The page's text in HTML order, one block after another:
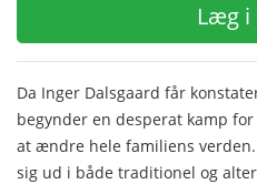
Læg i
Da Inger Dalsgaard får
begynder en desperat kamp
at ændre hele familiens
sig ud i både traditionel og